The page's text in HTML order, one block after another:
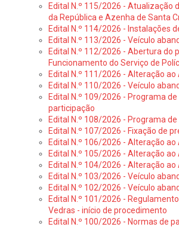
Edital N.º 115/2026 - Atualização
da República e Azenha de Santa
Edital N.º 114/2026 - Instalações
Edital N.º 113/2026 - Veículo
Edital N.º 112/2026 - Abertura do
Funcionamento do Serviço de
Edital N.º 111/2026 - Alteração
Edital N.º 110/2026 - Veículo
Edital N.º 109/2026 - Programa
participação
Edital N.º 108/2026 - Programa
Edital N.º 107/2026 - Fixação de
Edital N.º 106/2026 - Alteração
Edital N.º 105/2026 - Alteração
Edital N.º 104/2026 - Alteração
Edital N.º 103/2026 - Veículo
Edital N.º 102/2026 - Veículo
Edital N.º 101/2026 -
Vedras - início de procedimento
Edital N.º 100/2026 - Normas de